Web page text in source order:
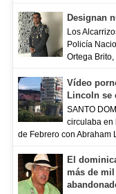
Designan
Los
Policía
Ortega
Vídeo
Lincoln se
SANTO
circulaba en
de Febrero con Abraham
El
más de